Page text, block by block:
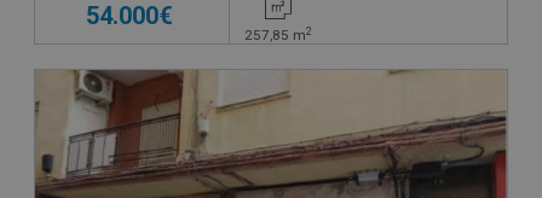
54.000€
257,85 m2
CESIÓN DE REMATE